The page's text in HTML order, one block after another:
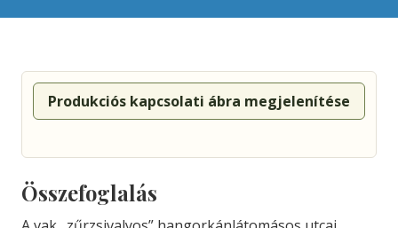
Produkciós kapcsolati ábra megjelenítése
Összefoglalás